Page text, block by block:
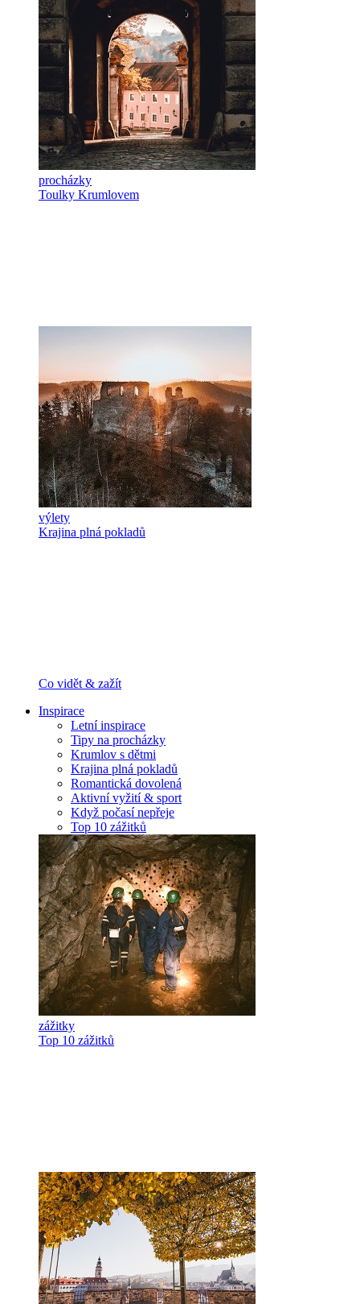
procházky
Toulky Krumlovem
výlety
Krajina plná pokladů
Co vidět & zažít
Inspirace
Letní inspirace
Tipy na procházky
Krumlov s dětmi
Krajina plná pokladů
Romantická dovolená
Aktivní vyžití & sport
Když počasí nepřeje
Top 10 zážitků
zážitky
Top 10 zážitků